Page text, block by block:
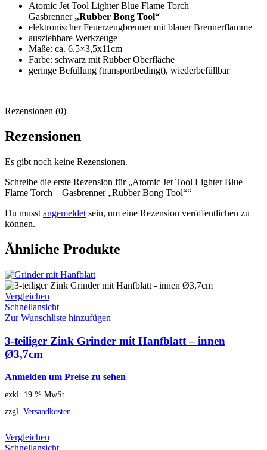
Atomic Jet Tool Lighter Blue Flame Torch –
Gasbrenner „Rubber Bong Tool“
elektronischer Feuerzeugbrenner mit blauer Brennerflamme
ausziehbare Werkzeuge
Maße: ca. 6,5×3,5x11cm
Farbe: schwarz mit Rubber Oberfläche
geringe Befüllung (transportbedingt), wiederbefüllbar
Rezensionen (0)
Rezensionen
Es gibt noch keine Rezensionen.
Schreibe die erste Rezension für „Atomic Jet Tool Lighter Blue
Flame Torch – Gasbrenner „Rubber Bong Tool““
Du musst angemeldet sein, um eine Rezension veröffentlichen zu
können.
Ähnliche Produkte
Vergleichen
Schnellansicht
Zur Wunschliste hinzufügen
3-teiliger Zink Grinder mit Hanfblatt – innen
Ø3,7cm
Anmelden um Preise zu sehen
exkl. 19 % MwSt.
zzgl. Versandkosten
Vergleichen
Schnellansicht